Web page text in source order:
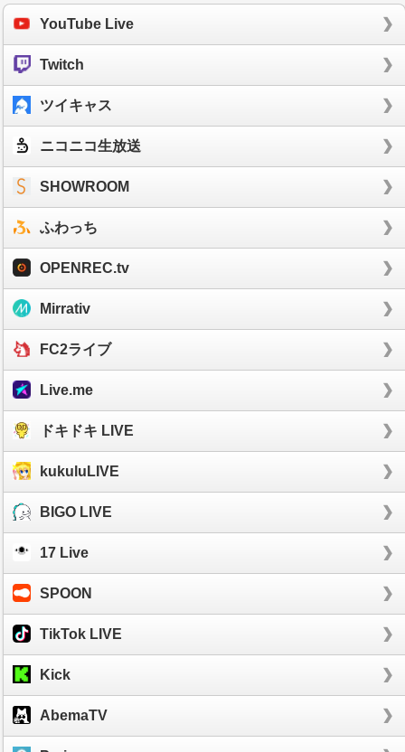
YouTube Live
Twitch
ツイキャス
ニコニコ生放送
SHOWROOM
ふわっち
OPENREC.tv
Mirrativ
FC2ライブ
Live.me
ドキドキ LIVE
kukuluLIVE
BIGO LIVE
17 Live
SPOON
TikTok LIVE
Kick
AbemaTV